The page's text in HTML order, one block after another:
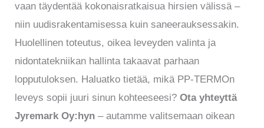
vaan täydentää kokonaisratkaisua hirsien välissä –
niin uudisrakentamisessa kuin saneerauksessakin.
Huolellinen toteutus, oikea leveyden valinta ja
nidontatekniikan hallinta takaavat parhaan
lopputuloksen. Haluatko tietää, mikä PP-TERMOn
leveys sopii juuri sinun kohteeseesi?Ota yhteyttä
Jyremark Oy:hyn – autamme valitsemaan oikean